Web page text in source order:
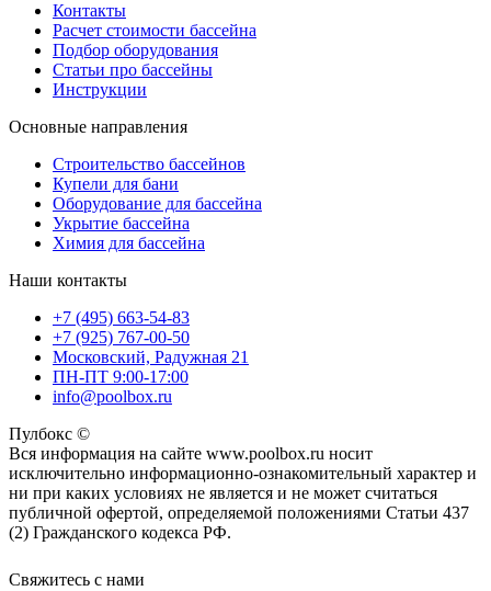
Контакты
Расчет стоимости бассейна
Подбор оборудования
Статьи про бассейны
Инструкции
Основные направления
Строительство бассейнов
Купели для бани
Оборудование для бассейна
Укрытие бассейна
Химия для бассейна
Наши контакты
+7 (495) 663-54-83
+7 (925) 767-00-50
Московский, Радужная 21
ПН-ПТ 9:00-17:00
info@poolbox.ru
Пулбокс ©
Вся информация на сайте www.poolbox.ru носит
исключительно информационно-ознакомительный характер и
ни при каких условиях не является и не может считаться
публичной офертой, определяемой положениями Статьи 437
(2) Гражданского кодекса РФ.
Свяжитесь с нами